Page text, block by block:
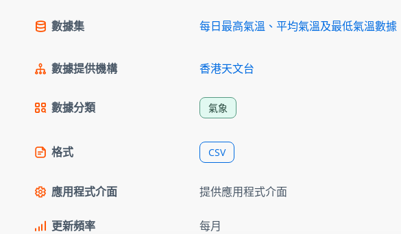
數據集 每日最高氣溫、平均氣溫及最低氣溫數據
數據提供機構 香港天文台
數據分類 氣象
格式 CSV
應用程式介面 提供應用程式介面
更新頻率 每月